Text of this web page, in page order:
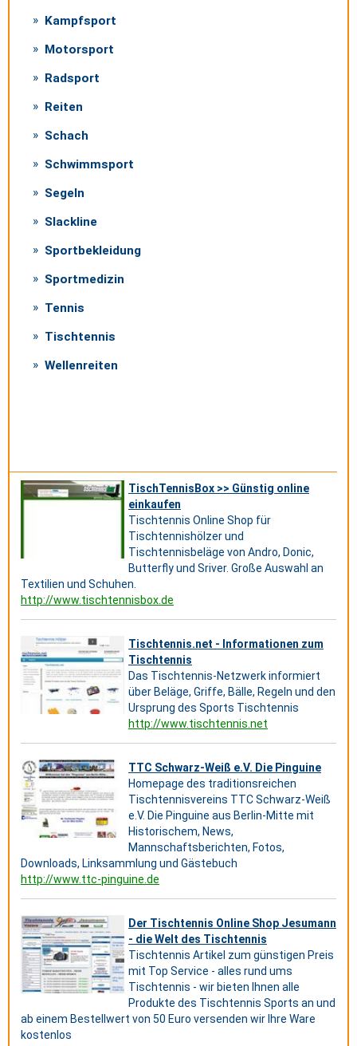
Kampfsport
Motorsport
Radsport
Reiten
Schach
Schwimmsport
Segeln
Slackline
Sportbekleidung
Sportmedizin
Tennis
Tischtennis
Wellenreiten
TischTennisBox >> Günstig online
einkaufen
Tischtennis Online Shop für
Tischtennishölzer und
Tischtennisbeläge von Andro, Donic,
Butterfly und Sriver. Große Auswahl an
Textilien und Schuhen.
http://www.tischtennisbox.de
Tischtennis.net - Informationen zum
Tischtennis
Das Tischtennis-Netzwerk informiert
über Beläge, Griffe, Bälle, Regeln und den
Ursprung des Sports Tischtennis
http://www.tischtennis.net
TTC Schwarz-Weiß e.V. Die Pinguine
Homepage des traditionsreichen
Tischtennisvereins TTC Schwarz-Weiß
e.V. Die Pinguine aus Berlin-Mitte mit
Historischem, News,
Mannschaftsberichten, Fotos,
Downloads, Linksammlung und Gästebuch
http://www.ttc-pinguine.de
Der Tischtennis Online Shop Jesumann
- die Welt des Tischtennis
Tischtennis Artikel zum günstigen Preis
mit Top Service - alles rund ums
Tischtennis - wir bieten Ihnen alle
Produkte des Tischtennis Sports an und
ab einem Bestellwert von 50 Euro versenden wir Ihre Ware
kostenlos